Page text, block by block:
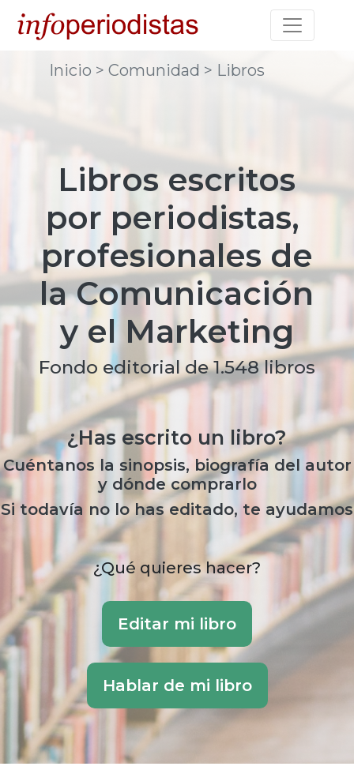
Toggle
Inicio > Comunidad > Libros
Libros escritos
por periodistas,
profesionales de
laComunicación
y el Marketing
Fondo editorial de 1.548 libros
¿Has escrito un libro?
Cuéntanos la sinopsis, biografía del autor
y dónde comprarlo
Si todavía no lo has editado, te ayudamos
¿Qué quieres hacer?
Editar mi libro
Hablar de mi libro